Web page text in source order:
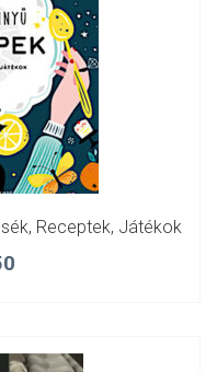
Receptek, Játékok